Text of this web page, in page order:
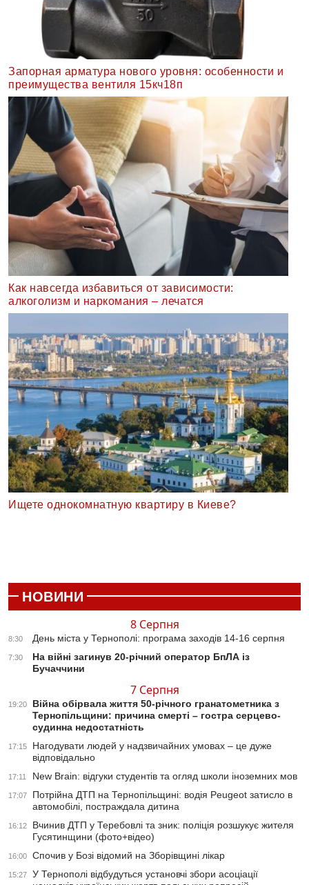
Запорная арматура нового уровня: особенности и
преимущества вентиля 15кч18п
Как навсегда избавиться от зависимости:
алкоголизм и наркомания – лечатся
Ищете однокомнатную квартиру в Киеве?
НОВИНИ
8 Серпня
8:30 День міста у Тернополі: програма заходів 14-16 серпня
7:30
На війні загинув 20-річний оператор БпЛА із
Бучаччини
7 Серпня
19:20
Війна обірвала життя 50-річного гранатометника з
Тернопільщини: причина смерті – гостра серцево-
судинна недостатність
17:15
Нагодувати людей у надзвичайних умовах – це дуже
відповідально
17:11 New Brain: відгуки студентів та огляд школи іноземних мов
17:07
Потрійна ДТП на Тернопільщині: водія Peugeot затисло в
автомобілі, постраждала дитина
16:12
Вчинив ДТП у Теребовлі та зник: поліція розшукує жителя
Гусятинщини (фото+відео)
16:00 Спочив у Бозі відомий на Зборівщині лікар
15:27
У Тернополі відбудуться установчі збори асоціації